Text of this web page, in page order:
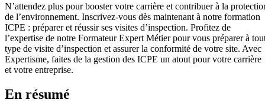
N’attendez plus pour booster votre carrière et contribuer à la
de l’environnement. Inscrivez-vous dès maintenant à notre formation
ICPE : préparer et réussir ses visites d’inspection. Profitez de
l’expertise de notre Formateur Expert Métier pour vous préparer à
type de visite d’inspection et assurer la conformité de votre site. Avec
Expertisme, faites de la gestion des ICPE un atout pour votre carrière
et votre entreprise.
En résumé